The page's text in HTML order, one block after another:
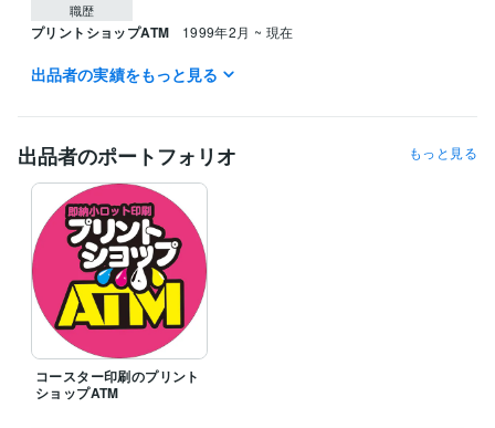
職歴
プリントショップATM 1999年2月 ~ 現在
得意分野
印刷 コースター 木材 キャンバス印刷
学歴
日本大学 1971年3月 ~ 1975年2月
出品者の実績をもっと見る
出品者のポートフォリオ もっと見る
コースター印刷のプリント
ショップATM